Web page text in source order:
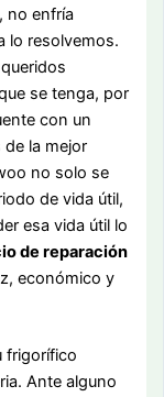
no enfría
lo resolvemos.
se tenga, por
con un
la mejor
no solo se
de vida útil,
esa vida útil lo
de reparación
económico y
frigorífico
Ante alguno